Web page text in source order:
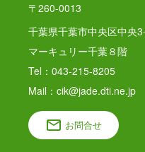
〒260-0013
千葉県千葉市中央区中央
マーキュリー千葉８階
Tel：043-215-8205
Mail：cik@jade.dti.ne.jp
お問合せ